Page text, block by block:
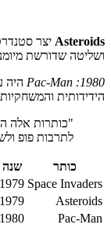
Asteroids יצר
ושליטה שדורשת
1980: Pac-Man
היה
הידידותית
"כותרות אלה
לתרבות פופ
כותר שנה
Space Invaders
1979
Asteroids
1979
Pac-Man
1980